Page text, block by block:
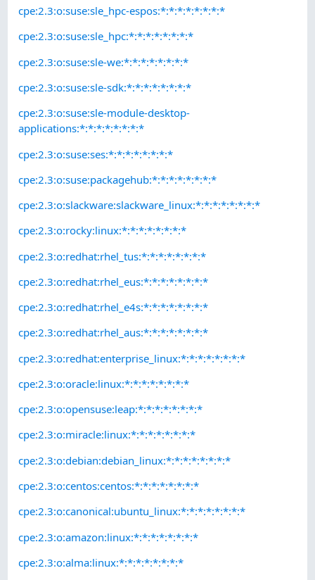
cpe:2.3:o:suse:sle_hpc-espos:*:*:*:*:*:*:*:*
cpe:2.3:o:suse:sle_hpc:*:*:*:*:*:*:*:*
cpe:2.3:o:suse:sle-we:*:*:*:*:*:*:*:*
cpe:2.3:o:suse:sle-sdk:*:*:*:*:*:*:*:*
cpe:2.3:o:suse:sle-module-desktop-
applications:*:*:*:*:*:*:*:*
cpe:2.3:o:suse:ses:*:*:*:*:*:*:*:*
cpe:2.3:o:suse:packagehub:*:*:*:*:*:*:*:*
cpe:2.3:o:slackware:slackware_linux:*:*:*:*:*:*:*:*
cpe:2.3:o:rocky:linux:*:*:*:*:*:*:*:*
cpe:2.3:o:redhat:rhel_tus:*:*:*:*:*:*:*:*
cpe:2.3:o:redhat:rhel_eus:*:*:*:*:*:*:*:*
cpe:2.3:o:redhat:rhel_e4s:*:*:*:*:*:*:*:*
cpe:2.3:o:redhat:rhel_aus:*:*:*:*:*:*:*:*
cpe:2.3:o:redhat:enterprise_linux:*:*:*:*:*:*:*:*
cpe:2.3:o:oracle:linux:*:*:*:*:*:*:*:*
cpe:2.3:o:opensuse:leap:*:*:*:*:*:*:*:*
cpe:2.3:o:miracle:linux:*:*:*:*:*:*:*:*
cpe:2.3:o:debian:debian_linux:*:*:*:*:*:*:*:*
cpe:2.3:o:centos:centos:*:*:*:*:*:*:*:*
cpe:2.3:o:canonical:ubuntu_linux:*:*:*:*:*:*:*:*
cpe:2.3:o:amazon:linux:*:*:*:*:*:*:*:*
cpe:2.3:o:alma:linux:*:*:*:*:*:*:*:*